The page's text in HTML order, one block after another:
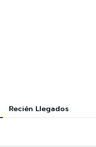
Recién Llegados